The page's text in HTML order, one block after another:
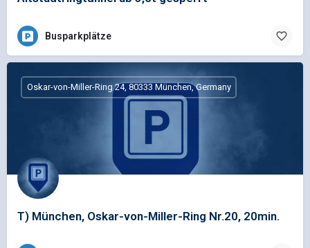
Busparkplätze
T) München, Oskar-von-Miller-Ring Nr.20, 20min.
Oskar-von-Miller-Ring 24, 80333 München, Germany